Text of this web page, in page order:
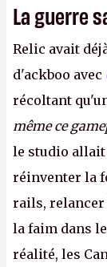
La guerre
Relic avait
d'ackboo avec
récoltant
même ce
le studio allait
réinventer la
rails,
la faim dans
réalité, les